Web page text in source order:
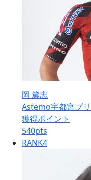
岡 篤志
Astemo宇都宮ブ
獲得ポイント
540pts
RANK4